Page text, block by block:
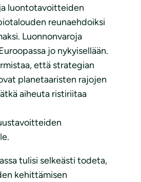
luontotavoitteiden
reunaehdoiksi
Luonnonvaroja
jo nykyisellään.
että strategian
planetaaristen rajojen
aiheuta ristiriitaa
tulisi selkeästi todeta,
kehittämisen